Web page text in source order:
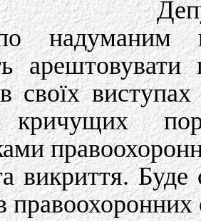
надуманим
своїх виступах
кричущих
викриття. Буде